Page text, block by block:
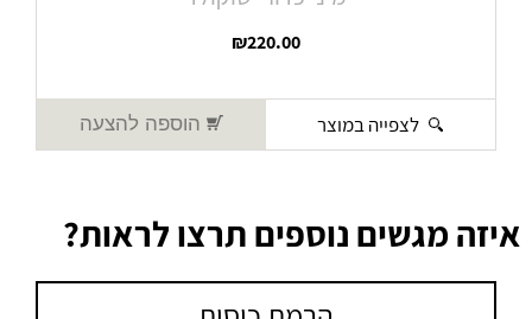
₪220.00
לצפייה במוצר הוספה להצעה
איזה מגשים נוספים תרצו לראות?